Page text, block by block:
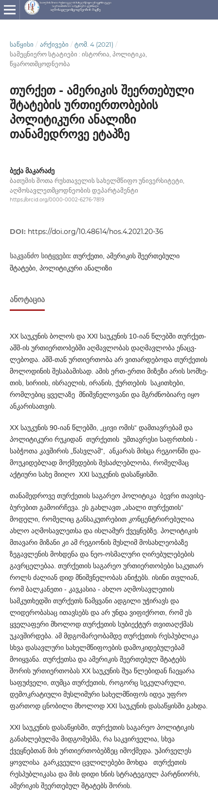
ᲡᲐᲬᲧᲘᲡᲘ / ᲐᲠᲥᲘᲕᲔᲑᲘ / ᲢᲝᲛ. 4 (2021) /
სამეცნიერო სტატიები : ისტორია, პოლიტიკა,
წყაროთმცოდნეობა
თურქეთ - ამერიკის შეერთებული
შტატების ურთიერთობების
პოლიტიკური ანალიზი
თანამედროვე ეტაპზე
ბექა მაკარაძე
ბათუმის შოთა რუსთაველის სახელმწიფო უნივერსიტეტი,
აღმოსავლეთმცოდნეობის დეპარტამენტი
https://orcid.org/0000-0002-6276-7819
DOI: https://doi.org/10.48614/hos.4.2021.20-36
საკვანძო სიტყვები: თურქეთი, ამერიკის შეერთებული
შტატები, პოლიტიკური ანალიზი
ᲐᲜᲝᲢᲐᲪᲘᲐ
XX საუკუნის ბოლოს და XXI საუკუნის 10-იან წლებში თურ­ქეთ-
აშშ-ის ურთიერთობებში აღმავლობას დაღმავლობა ენაცვ­
ლებოდა. აშშ-თან ურთი­ერთობა არ ვითარდებოდა თურქე­თის
მოლოდინის შესაბამისად. ამის ერთ-ერთი მიზეზი არის სომხე­
თის, სირიის, ისრაელის, ირანის, ქურთების საკითხები,
რომლ­ებიც ყველაზე მნიშვნელოვანი და მგრძნობიარე იყო
ანკა­რი­სათვის.
XX საუკუნის 90-იან წლებში, „ცივი ომის“ დამთავრებამ და
პოლი­ტიკური რუკიდან თურქეთის უმ­თა­ვრესი საფრთხის -
საბჭოთა კავშირის „წას­ვლამ“, ანკარას მისცა რეგი­ონში და­
მო­უკიდებლად მოქმედების შესაძლ­ებლობა, რომელმაც
აქტიური სახე მიიღო XXI საუკუნის დასაწ­ყისში.
თანამედროვე თურქეთის საგარეო პოლიტიკა ბევრი თავისე­
ბურებით გამოი­რჩევა. ეს გახლავთ „ახალი თურქეთის“
მოდელი, რომელიც განსაკუთრებით კონცენტრი­რებულია
ახლო აღმოსა­ვლე­თსა და ისლამურ ქვეყნებზე. პოლიტიკის
მთავარი მიზანი კი ამ რეგიონის მუსლიმ მოსახლეობაზე
ზეგავლენის მოხდენა და ნეო-ოსმალური ღირებულებების
გავრცელებაა. თურქეთის საგა­რეო ურთიერ­თობები საკუთარ
როლს ძალიან დიდ მნიშვნ­ელობას ანიჭებს. ისინი თვლიან,
რომ ბალკანეთი - კავკასია - ახლო აღმოსავლეთის
სამკუთხედში თურქეთს წამყვანი ადგი­ლი უჭირავს და
ლიდერობასაც ითავსებს და არ უნდა ვიფიქროთ, რომ ეს
ყველაფერი მხოლოდ თურქეთის სუბიექტურ თვითა­ღქმას
უკავშირდება. ამ მდგომარეობამდე თურქეთის რესპუბ­ლიკა
სხვა დასავლური სახელმწიფოების დამოკიდებულებამ
მოიყვანა. თურ­ქე­თსა და ამერიკის შეერთებულ შტატებს
შორის ურთიე­რთობას XX საუკუნის შუა წლებიდან ჩაეყარა
საფუძველი, თუმცა თურქე­თის, როგორც სეკულარული,
დემოკრატიული მუსლიმური სახელმწიფოს იდეა უფრო
ფართოდ ცნობილი მხოლოდ XXI საუკუნის დასაწყისში გახდა.
XXI საუკუნის დასაწყისში, თურქეთის საგარეო პოლიტიკის
განახლებულმა მიდგომებმა, რა საკვირველია, სხვა
ქვეყნებთან მის ურთიერთობებზეც იმოქმედა. უპირველეს
ყოვლისა გარკვ­ეული ცვლილებები მოხდა თურქეთის
რესპუბლიკასა და მის დიდი ხნის სტრატეგიულ პარტნიორს,
ამერიკის შეერთებულ შტატებს შორის.